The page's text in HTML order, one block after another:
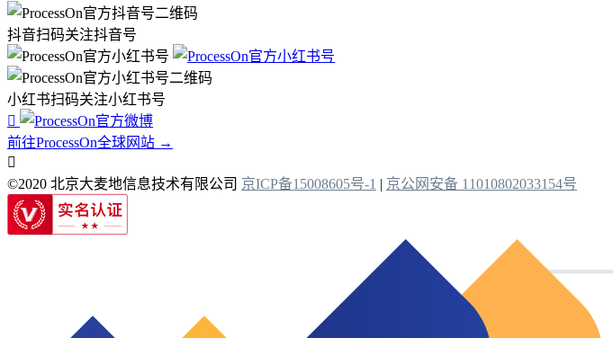
抖音扫码关注抖音号
小红书扫码关注小红书号

前往ProcessOn全球网站 →

©2020 北京大麦地信息技术有限公司 京ICP备15008605号-1 | 京公网安备 11010802033154号